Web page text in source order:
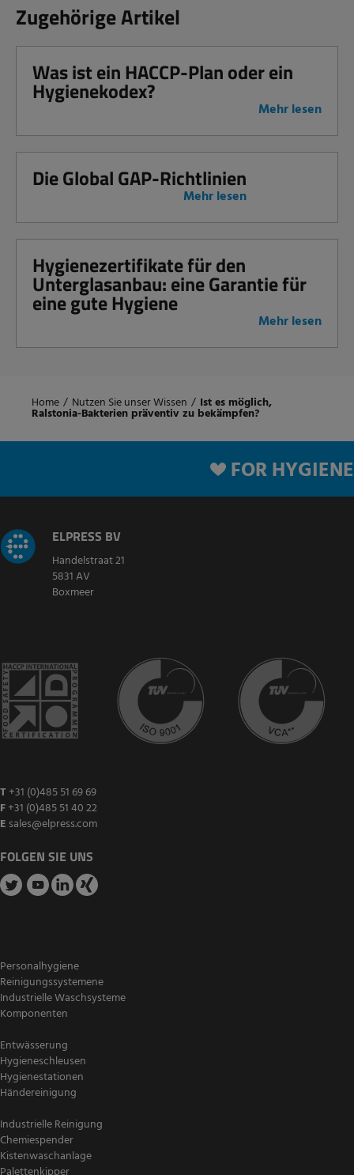
Zugehörige Artikel
Was ist ein HACCP-Plan oder ein
Hygienekodex?
Mehr lesen
Die Global GAP-Richtlinien
Mehr lesen
Hygienezertifikate für den
Unterglasanbau: eine Garantie für
eine gute Hygiene
Mehr lesen
Home / Nutzen Sie unser Wissen / Ist es möglich,
Ralstonia-Bakterien präventiv zu bekämpfen?
FOR HYGIENE
ELPRESS BV
Handelstraat 21
5831 AV
Boxmeer
T +31 (0)485 51 69 69
F+31 (0)485 51 40 22
E sales@elpress.com
FOLGEN SIE UNS
Personalhygiene
Reinigungssystemene
Industrielle Waschsysteme
Komponenten
Entwässerung
Hygieneschleusen
Hygienestationen
Händereinigung
Industrielle Reinigung
Chemiespender
Kistenwaschanlage